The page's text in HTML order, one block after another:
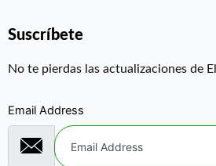
Suscríbete
No te pierdas las actualizaciones de
Email Address